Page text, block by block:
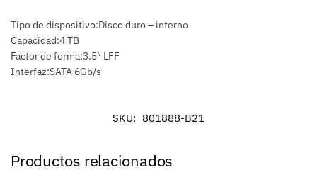
Tipo de dispositivo:Disco duro – interno
Capacidad:4 TB
Factor de forma:3.5″ LFF
Interfaz:SATA 6Gb/s
SKU: 801888-B21
Productos relacionados